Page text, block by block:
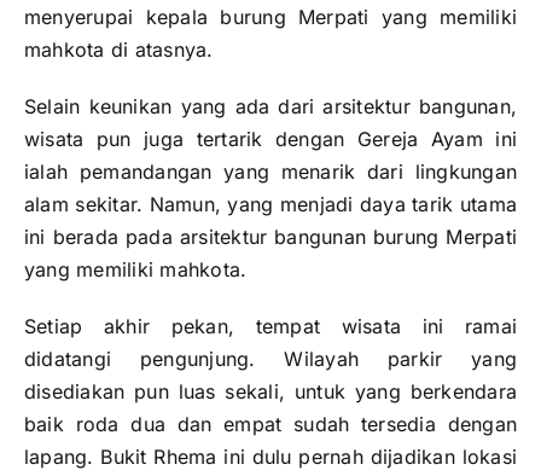
menyerupai kepala burung Merpati yang memiliki
mahkota di atasnya.
Selain keunikan yang ada dari arsitektur bangunan,
wisata pun juga tertarik dengan Gereja Ayam ini
ialah pemandangan yang menarik dari lingkungan
alam sekitar. Namun, yang menjadi daya tarik utama
ini berada pada arsitektur bangunan burung Merpati
yang memiliki mahkota.
Setiap akhir pekan, tempat wisata ini ramai
didatangi pengunjung. Wilayah parkir yang
disediakan pun luas sekali, untuk yang berkendara
baik roda dua dan empat sudah tersedia dengan
lapang. Bukit Rhema ini dulu pernah dijadikan lokasi